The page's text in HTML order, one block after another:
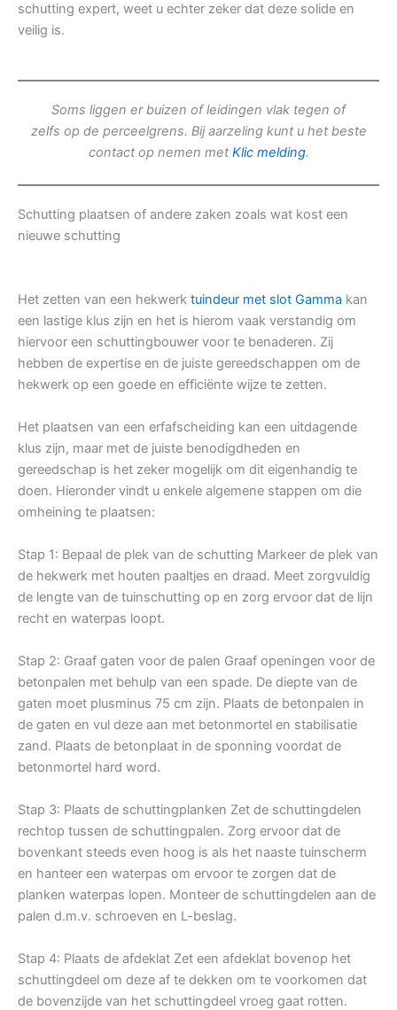
schutting expert, weet u echter zeker dat deze solide en
veilig is.
Soms liggen er buizen of leidingen vlak tegen of
zelfs op de perceelgrens. Bij aarzeling kunt u het beste
contact op nemen met Klic melding.
Schutting plaatsen of andere zaken zoals wat kost een
nieuwe schutting
Het zetten van een hekwerk tuindeur met slot Gamma kan
een lastige klus zijn en het is hierom vaak verstandig om
hiervoor een schuttingbouwer voor te benaderen. Zij
hebben de expertise en de juiste gereedschappen om de
hekwerk op een goede en efficiënte wijze te zetten.
Het plaatsen van een erfafscheiding kan een uitdagende
klus zijn, maar met de juiste benodigdheden en
gereedschap is het zeker mogelijk om dit eigenhandig te
doen. Hieronder vindt u enkele algemene stappen om die
omheining te plaatsen:
Stap 1: Bepaal de plek van de schutting Markeer de plek van
de hekwerk met houten paaltjes en draad. Meet zorgvuldig
de lengte van de tuinschutting op en zorg ervoor dat de lijn
recht en waterpas loopt.
Stap 2: Graaf gaten voor de palen Graaf openingen voor de
betonpalen met behulp van een spade. De diepte van de
gaten moet plusminus 75 cm zijn. Plaats de betonpalen in
de gaten en vul deze aan met betonmortel en stabilisatie
zand. Plaats de betonplaat in de sponning voordat de
betonmortel hard word.
Stap 3: Plaats de schuttingplanken Zet de schuttingdelen
rechtop tussen de schuttingpalen. Zorg ervoor dat de
bovenkant steeds even hoog is als het naaste tuinscherm
en hanteer een waterpas om ervoor te zorgen dat de
planken waterpas lopen. Monteer de schuttingdelen aan de
palen d.m.v. schroeven en L-beslag.
Stap 4: Plaats de afdeklat Zet een afdeklat bovenop het
schuttingdeel om deze af te dekken om te voorkomen dat
de bovenzijde van het schuttingdeel vroeg gaat rotten.